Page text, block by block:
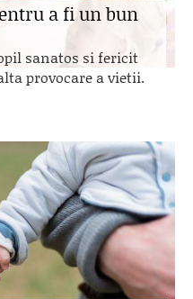
a fi un bun
sanatos si fericit
provocare a vietii.